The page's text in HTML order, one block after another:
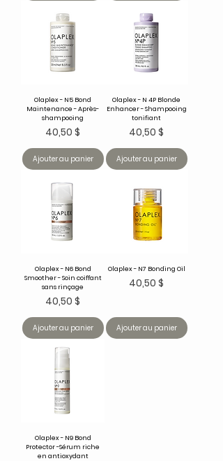
Olaplex - N5 Bond
Maintenance - Après-
shampooing
Prix
40,50 $
Ajouter au panier
Olaplex - N 4P Blonde
Enhancer - Shampooing
tonifiant
Prix
40,50 $
Ajouter au panier
Olaplex - N6 Bond
Smoother - Soin coiffant
sans rinçage
Prix
40,50 $
Ajouter au panier
Olaplex - N7 Bonding Oil
Prix
40,50 $
Ajouter au panier
Olaplex - N9 Bond
Protector -Sérum riche
en antioxydant